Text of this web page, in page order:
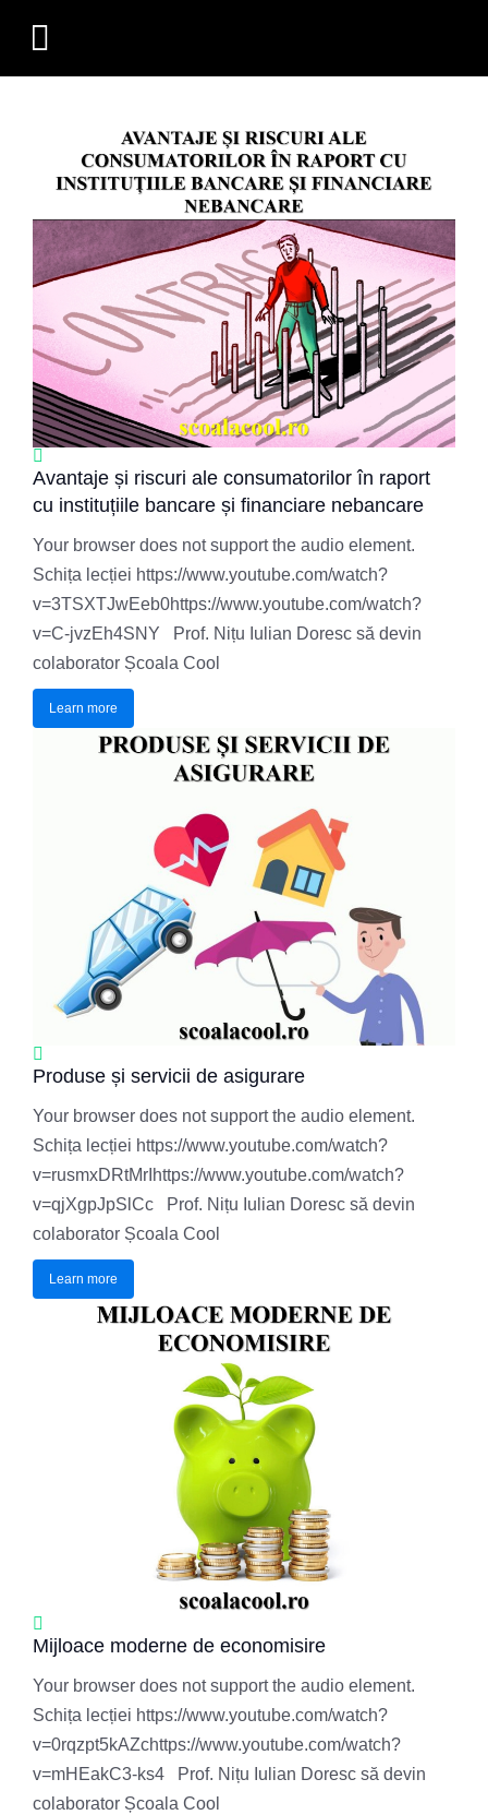
Educatie Sociala
Avantaje și riscuri ale consumatorilor în raport
cu instituțiile bancare și financiare nebancare
Your browser does not support the audio element.
Schița lecției https://www.youtube.com/watch?
v=3TSXTJwEeb0https://www.youtube.com/watch?
v=C-jvzEh4SNY Prof. Nițu Iulian Doresc să devin
colaborator Școala Cool
Learn more
Produse și servicii de asigurare
Your browser does not support the audio element.
Schița lecției https://www.youtube.com/watch?
v=rusmxDRtMrIhttps://www.youtube.com/watch?
v=qjXgpJpSlCc Prof. Nițu Iulian Doresc să devin
colaborator Școala Cool
Learn more
Mijloace moderne de economisire
Your browser does not support the audio element.
Schița lecției https://www.youtube.com/watch?
v=0rqzpt5kAZchttps://www.youtube.com/watch?
v=mHEakC3-ks4 Prof. Nițu Iulian Doresc să devin
colaborator Școala Cool